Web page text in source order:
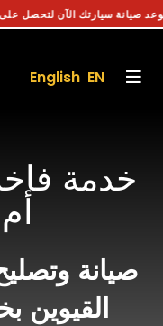
احجز موعد صيانة سيارتك الآن لتحصل على خصم
English EN
خدمة
صيانة
القيوين